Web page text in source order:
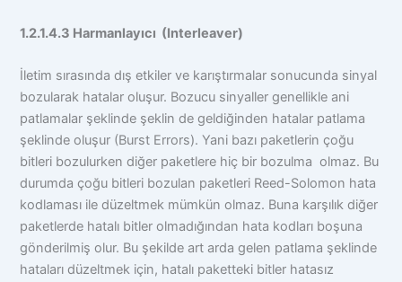
1.2.1.4.3 Harmanlayıcı (Interleaver)
İletim sırasında dış etkiler ve karıştırmalar sonucunda sinyal
bozularak hatalar oluşur. Bozucu sinyaller genellikle ani
patlamalar şeklinde şeklin de geldiğinden hatalar patlama
şeklinde oluşur (Burst Errors). Yani bazı paketlerin çoğu
bitleri bozulurken diğer paketlere hiç bir bozulma olmaz. Bu
durumda çoğu bitleri bozulan paketleri Reed-Solomon hata
kodlaması ile düzeltmek mümkün olmaz. Buna karşılık diğer
paketlerde hatalı bitler olmadığından hata kodları boşuna
gönderilmiş olur. Bu şekilde art arda gelen patlama şeklinde
hataları düzeltmek için, hatalı paketteki bitler hatasız